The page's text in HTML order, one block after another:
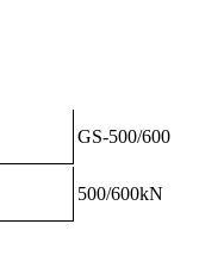
GS-500/600
500/600kN